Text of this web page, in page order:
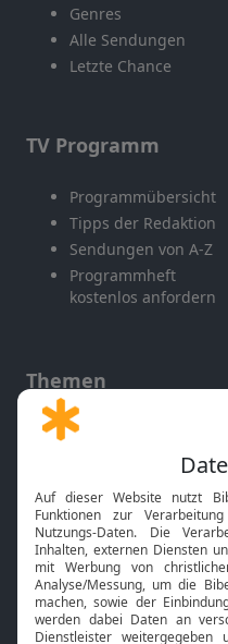
Genres
Alle Sendungen
Letzte Chance
TV Programm
Programmübersicht
Tipps der Redaktion
Sendungen von A-Z
Programmheft
kostenlos anfordern
Themen
Gott und Bibel erklärt
Neuigkeiten